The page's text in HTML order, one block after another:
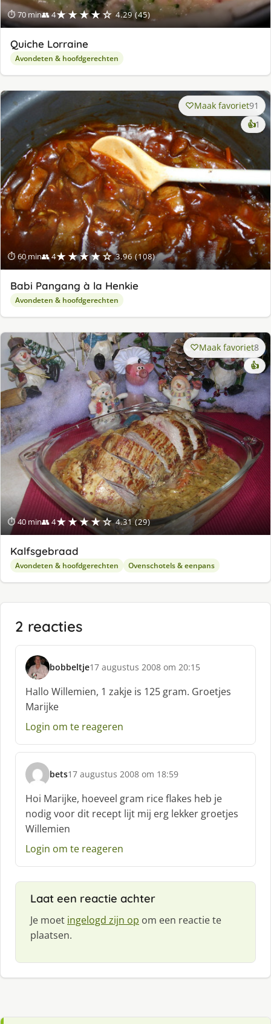
⏱ 70 min👥 4★★★★☆ 4.29 (45)
Quiche Lorraine
Avondeten & hoofdgerechten
⏱ 60 min👥 4★★★★☆ 3.96 (108)
Maak favoriet91
👍1
Babi Pangang à la Henkie
Avondeten & hoofdgerechten
⏱ 40 min👥 4★★★★☆ 4.31 (29)
Maak favoriet8
👍
Kalfsgebraad
Avondeten & hoofdgerechten Ovenschotels & eenpans
2 reacties
bobbeltje
s
c
h
r
e
f
17 augustus 2008 om 20:15
Hallo Willemien, 1 zakje is 125 gram. Groetjes
Marijke
Login om te reageren
bets
s
c
h
r
e
e
:
17 augustus 2008 om 18:59
Hoi Marijke, hoeveel gram rice flakes heb je
nodig voor dit recept lijt mij erg lekker groetjes
Willemien
Login om te reageren
Laat een reactie achter
Je moet ingelogd zijn op om een reactie te
plaatsen.